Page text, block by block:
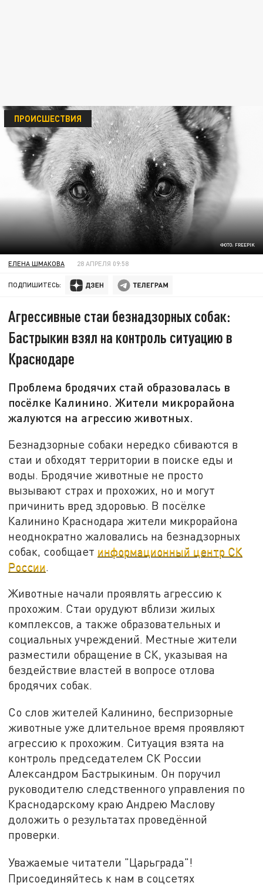
ФОТО: FREEPIK
ПРОИСШЕСТВИЯ
ЕЛЕНА ШМАКОВА 28 АПРЕЛЯ 09:58
ПОДПИШИТЕСЬ:
Агрессивные стаи безнадзорных собак:
Бастрыкин взял на контроль ситуацию в
Краснодаре
Проблема бродячих стай образовалась в
посёлке Калинино. Жители микрорайона
жалуются на агрессию животных.
Безнадзорные собаки нередко сбиваются в
стаи и обходят территории в поиске еды и
воды. Бродячие животные не просто
вызывают страх и прохожих, но и могут
причинить вред здоровью. В посёлке
Калинино Краснодара жители микрорайона
неоднократно жаловались на безнадзорных
собак, сообщает информационный центр СК
России.
Животные начали проявлять агрессию к
прохожим. Стаи орудуют вблизи жилых
комплексов, а также образовательных и
социальных учреждений. Местные жители
разместили обращение в СК, указывая на
бездействие властей в вопросе отлова
бродячих собак.
Со слов жителей Калинино, беспризорные
животные уже длительное время проявляют
агрессию к прохожим. Ситуация взята на
контроль председателем СК России
Александром Бастрыкиным. Он поручил
руководителю следственного управления по
Краснодарскому краю Андрею Маслову
доложить о результатах проведённой
проверки.
Уважаемые читатели "Царьграда"!
Присоединяйтесь к нам в соцсетях